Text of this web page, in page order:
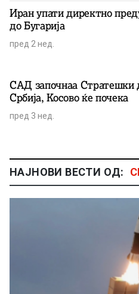
Иран упати директно
до Бугарија
пред 2 нед.
САД започнаа Стратешки
Србија, Косово ќе почека
пред 3 нед.
НАЈНОВИ ВЕСТИ ОД: